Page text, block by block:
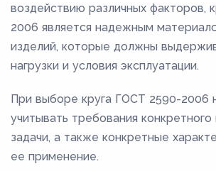
воздействию различных факторов,
2006 является надежным
изделий, которые должны
нагрузки и условия эксплуатации.
При выборе круга ГОСТ 2590-2006
учитывать требования конкретного
задачи, а также конкретные
ее применение.